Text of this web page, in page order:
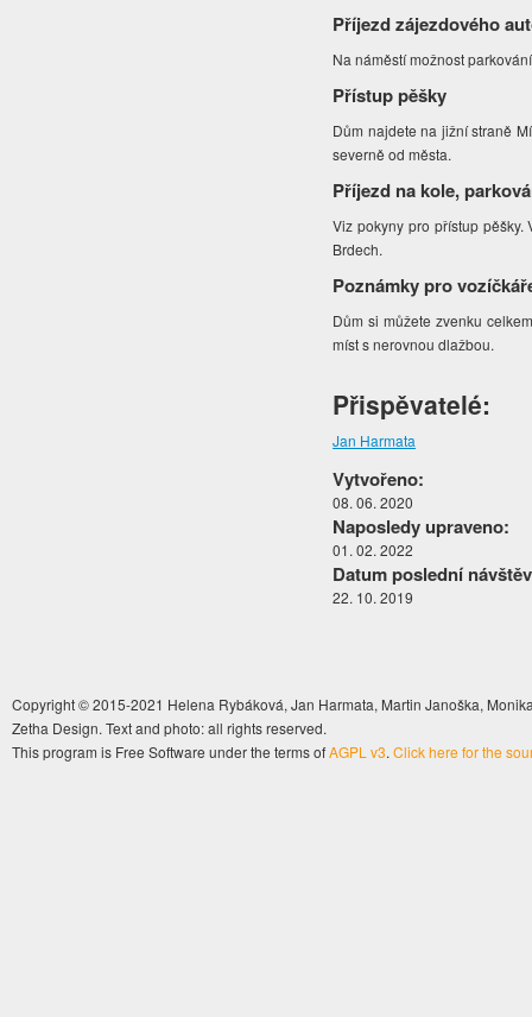
Příjezd zájezdového
Na náměstí možnost
Přístup pěšky
Dům najdete na jižní straně
severně od města.
Příjezd na kole,
Viz pokyny pro přístup
Brdech.
Poznámky pro
Dům si můžete zvenku
míst s nerovnou dlažbou.
Přispěvatelé:
Jan Harmata
Vytvořeno:
08. 06. 2020
Naposledy upraveno:
01. 02. 2022
Datum poslední
22. 10. 2019
Copyright © 2015-2021 Helena Rybáková, Jan Harmata, Martin Janoška,
Zetha Design. Text and photo: all rights reserved.
This program is Free Software under the terms ofAGPL v3. Click here for the